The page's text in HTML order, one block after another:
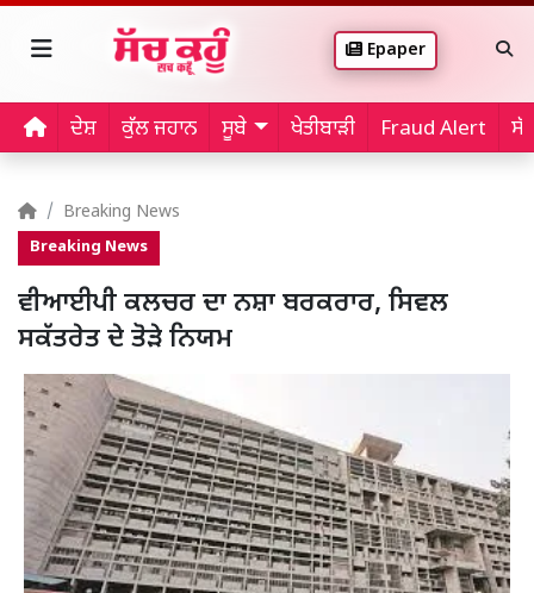
Epaper
ਦੇਸ਼ ਕੁੱਲ ਜਹਾਨ ਸੂਬੇ ਖੇਤੀਬਾੜੀ Fraud Alert
Breaking News
Breaking News
ਵੀਆਈਪੀ ਕਲਚਰ ਦਾ ਨਸ਼ਾ ਬਰਕਰਾਰ, ਸਿਵਲ
ਸਕੱਤਰੇਤ ਦੇ ਤੋੜੇ ਨਿਯਮ